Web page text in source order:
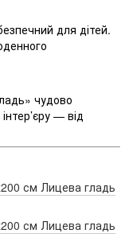
для дітей.
чудово
— від
см Лицева гладь
см Лицева гладь